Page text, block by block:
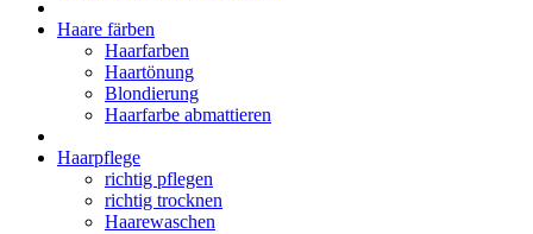
Haare färben
Haarfarben
Haartönung
Blondierung
Haarfarbe abmattieren
Haarpflege
richtig pflegen
richtig trocknen
Haarewaschen